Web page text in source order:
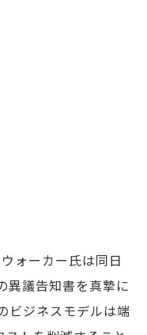
ォーカー氏は同日
異議告知書を真摯に
ビジネスモデルは端